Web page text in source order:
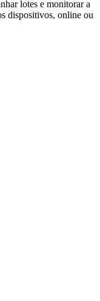
lotes e monitorar a
dispositivos, online ou